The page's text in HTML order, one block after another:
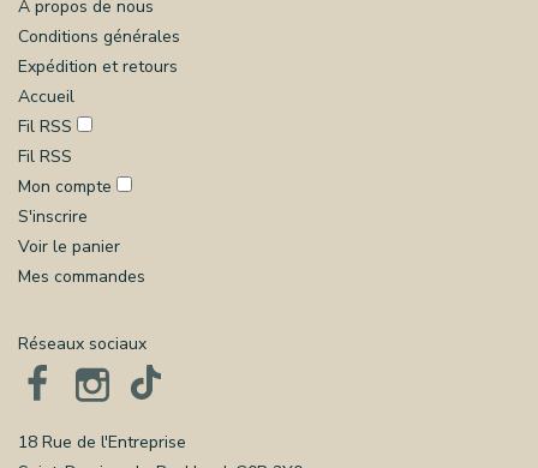
À propos de nous
Conditions générales
Expédition et retours
Accueil
Fil RSS
Fil RSS
Mon compte
S'inscrire
Voir le panier
Mes commandes
Réseaux sociaux
18 Rue de l'Entreprise